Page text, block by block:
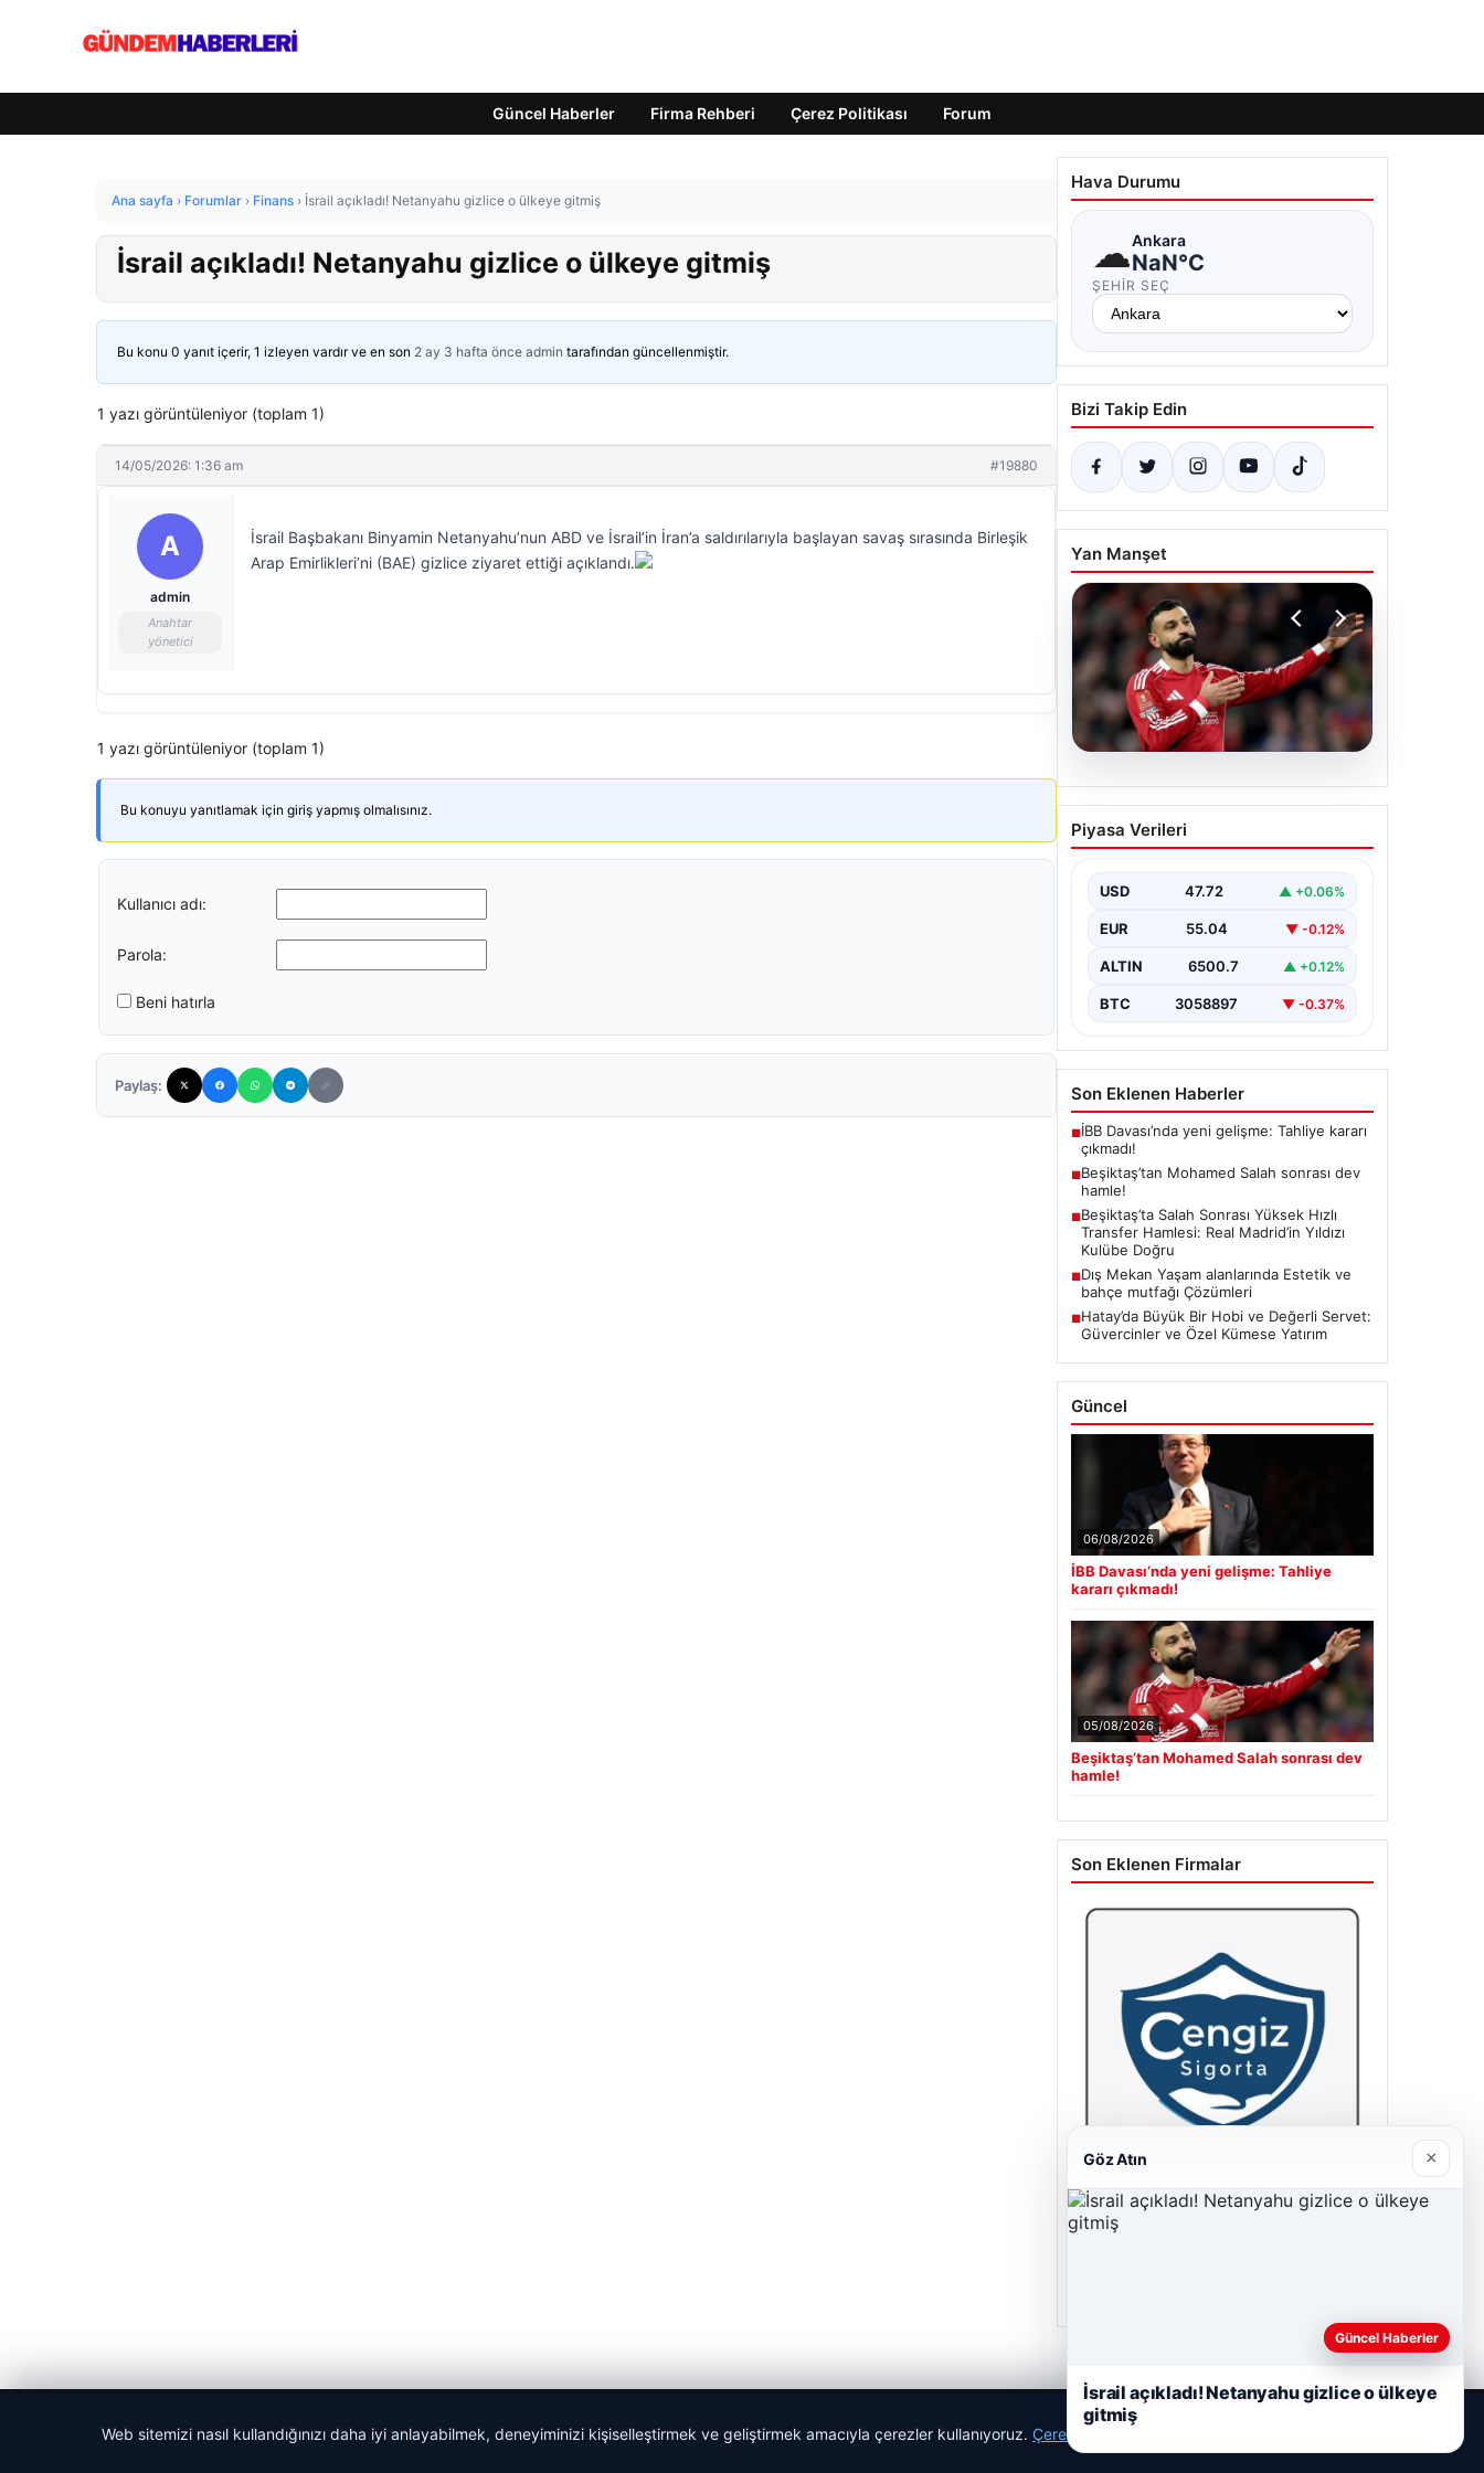
Güncel Haberler Firma Rehberi Çerez Politikası Forum
Ana sayfa › Forumlar › Finans › İsrail açıkladı! Netanyahu gizlice o ülkeye gitmiş
İsrail açıkladı! Netanyahu gizlice o ülkeye gitmiş
Bu konu 0 yanıt içerir, 1 izleyen vardır ve en son 2 ay 3 hafta önce admin tarafından güncellenmiştir.
1 yazı görüntüleniyor (toplam 1)
14/05/2026: 1:36 am #19880
A
admin
Anahtar
yönetici
İsrail Başbakanı Binyamin Netanyahu’nun ABD ve İsrail’in İran’a saldırılarıyla başlayan savaş sırasında Birleşik
Arap Emirlikleri’ni (BAE) gizlice ziyaret ettiği açıklandı.
1 yazı görüntüleniyor (toplam 1)
Bu konuyu yanıtlamak için giriş yapmış olmalısınız.
Kullanıcı adı:
Parola:
Beni hatırla
Paylaş:
Hava Durumu
☁Ankara
NaN°C
ŞEHIR SEÇ
Bizi Takip Edin
Yan Manşet
05.08.2026
Beşiktaş’tan Mohamed
Salah sonrası dev hamle!
Piyasa Verileri
USD 47.72 ▲ +0.06%
EUR 55.04 ▼ -0.12%
ALTIN 6500.7 ▲ +0.12%
BTC 3058897 ▼ -0.37%
Son Eklenen Haberler
■İBB Davası’nda yeni gelişme: Tahliye kararı
çıkmadı!
■Beşiktaş’tan Mohamed Salah sonrası dev
hamle!
■Beşiktaş’ta Salah Sonrası Yüksek Hızlı
Transfer Hamlesi: Real Madrid’in Yıldızı
Kulübe Doğru
■Dış Mekan Yaşam alanlarında Estetik ve
bahçe mutfağı Çözümleri
■Hatay’da Büyük Bir Hobi ve Değerli Servet:
Güvercinler ve Özel Kümese Yatırım
Güncel
06/08/2026
İBB Davası’nda yeni gelişme: Tahliye
kararı çıkmadı!
05/08/2026
Beşiktaş’tan Mohamed Salah sonrası dev
hamle!
Son Eklenen Firmalar
Cengiz Sigorta
Web sitemizi nasıl kullandığınızı daha iyi anlayabilmek, deneyiminizi kişiselleştirmek ve geliştirmek amacıyla çerezler kullanıyoruz. Çerez Politikamız
Göz Atın ×
Güncel Haberler
İsrail açıkladı! Netanyahu gizlice o ülkeye
gitmiş